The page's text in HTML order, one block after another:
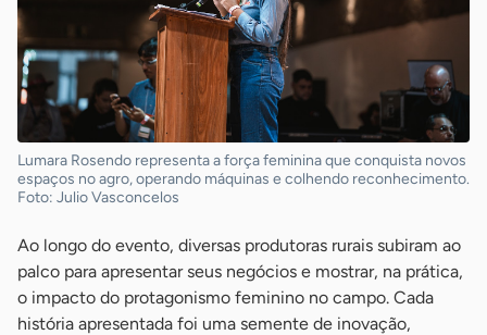
Lumara Rosendo representa a força feminina que conquista novos
espaços no agro, operando máquinas e colhendo reconhecimento.
Foto: Julio Vasconcelos
Ao longo do evento, diversas produtoras rurais subiram ao
palco para apresentar seus negócios e mostrar, na prática,
o impacto do protagonismo feminino no campo. Cada
história apresentada foi uma semente de inovação,